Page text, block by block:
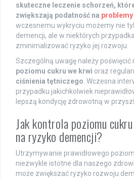
skuteczne leczenie schorzeń,
zwiększają podatność na
wczesnemu wykryciu możemy nie
demencji, ale w niektórych
zminimalizować ryzyko jej rozwoju.
Szczególną uwagę należy
poziomu cukru we krwi oraz
ciśnienia tętniczego. Wczesna
przypadku jakichkolwiek
lepszą kondycję zdrowotną w
Jak kontrola poziomu
na ryzyko demencji?
Utrzymywanie prawidłowego
niezwykle istotne dla naszego
może zwiększać ryzyko rozwoju